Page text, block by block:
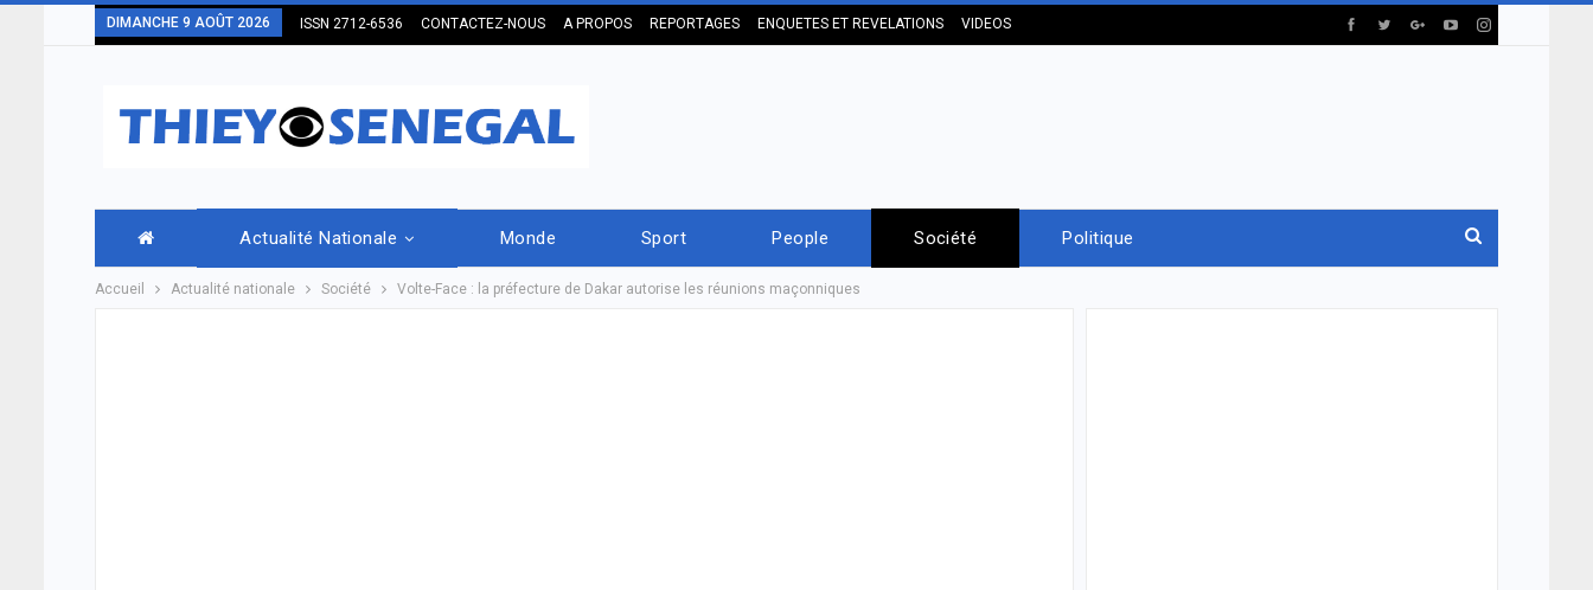
DIMANCHE 9 AOÛT 2026 ISSN 2712-6536 CONTACTEZ-NOUS A PROPOS REPORTAGES ENQUETES ET REVELATIONS VIDEOS
Actualité Nationale Monde Sport People Société Politique
Accueil Actualité nationale Société Volte-Face : la préfecture de Dakar autorise les réunions maçonniques